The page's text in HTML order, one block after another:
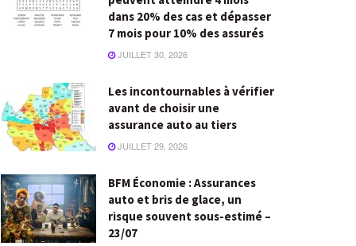
dans 20% des cas et dépasser
7 mois pour 10% des assurés
JUILLET 30, 2026
Les incontournables à vérifier
avant de choisir une
assurance auto au tiers
JUILLET 29, 2026
BFM Économie : Assurances
auto et bris de glace, un
risque souvent sous-estimé –
23/07